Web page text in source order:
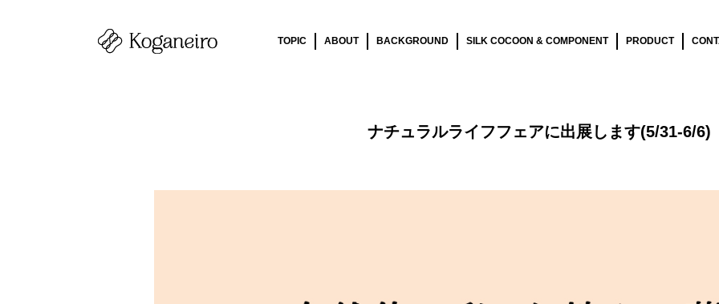
TOPIC ABOUT BACKGROUND SILK COCOON & COMPONENT PRODUCT
ナチュラルライフフェアに出展します(5/31-6/6)